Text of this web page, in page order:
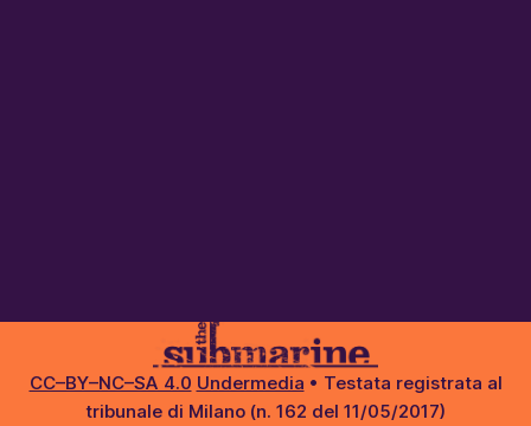
CC–BY–NC–SA 4.0 Undermedia • Testata registrata al
tribunale di Milano (n. 162 del 11/05/2017)